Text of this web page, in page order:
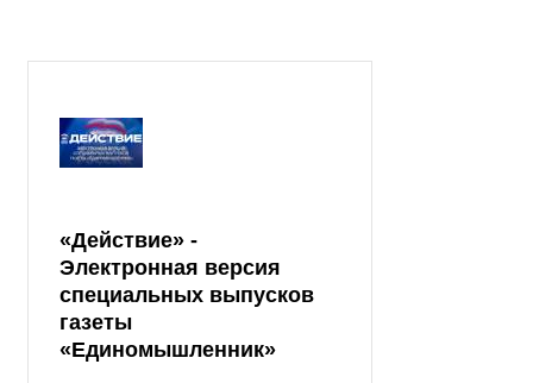
«Действие» -
Электронная версия
специальных выпусков
газеты
«Единомышленник»